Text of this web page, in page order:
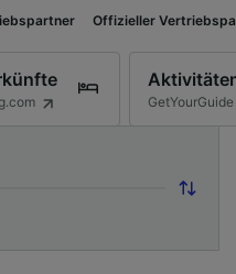
Offizieller Vertriebspartner
GetYourGuide